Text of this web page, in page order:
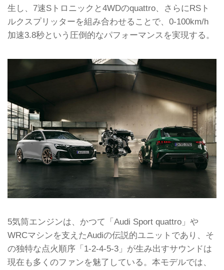
生し、7速Sトロニックと4WDのquattro、さらにRSト
ルクスプリッターを組み合わせることで、0-100km/h
加速3.8秒という圧倒的なパフォーマンスを実現する。
5気筒エンジンは、かつて「Audi Sport quattro」や
WRCマシンを支えたAudiの伝説的ユニットであり、そ
の独特な点火順序「1-2-4-5-3」が生み出すサウンドは
現在も多くのファンを魅了している。本モデルでは、